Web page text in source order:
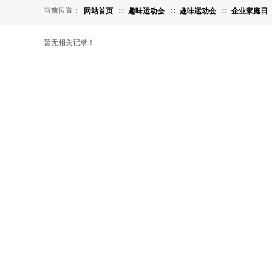
网站首页 ∷ 趣味运动会 ∷ 趣味运动会 ∷ 企业家庭日
当前位置：
暂无相关记录！